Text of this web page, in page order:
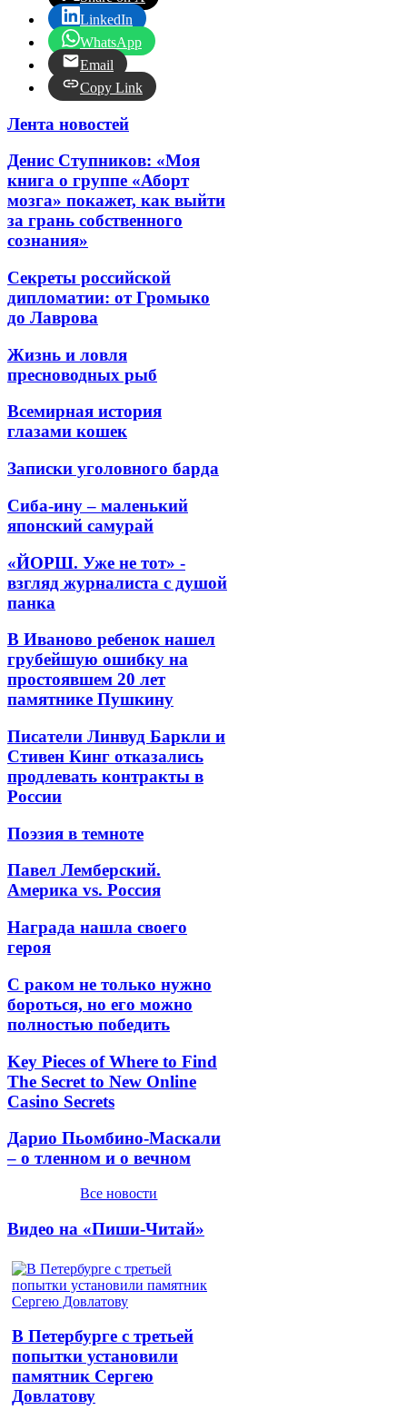
LinkedIn
WhatsApp
Email
Copy Link
Лента новостей
Денис Ступников: «Моя
книга о группе «Аборт
мозга» покажет, как выйти
за грань собственного
сознания»
Секреты российской
дипломатии: от Громыко
до Лаврова
Жизнь и ловля
пресноводных рыб
Всемирная история
глазами кошек
Записки уголовного барда
Сиба-ину – маленький
японский самурай
«ЙОРШ. Уже не тот» -
взгляд журналиста с душой
панка
В Иваново ребенок нашел
грубейшую ошибку на
простоявшем 20 лет
памятнике Пушкину
Писатели Линвуд Баркли и
Стивен Кинг отказались
продлевать контракты в
России
Поэзия в темноте
Павел Лемберский.
Америка vs. Россия
Награда нашла своего
героя
С раком не только нужно
бороться, но его можно
полностью победить
Key Pieces of Where to Find
The Secret to New Online
Casino Secrets
Дарио Пьомбино-Маскали
– о тленном и о вечном
Все новости
Видео на «Пиши-Читай»
В Петербурге с третьей
попытки установили
памятник Сергею
Довлатову